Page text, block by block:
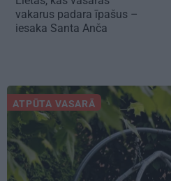
vakarus padara īpašus –
iesaka Santa Anča
ATPŪTA VASARĀ